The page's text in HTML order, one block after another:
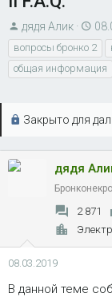
А
в
т
о
т
м
дядя Алик
Д
а
т
а
а
л
а
вопросы бронко 2
общая информация
Закрыто для
дядя
2 871
08.03.2019
В данной теме